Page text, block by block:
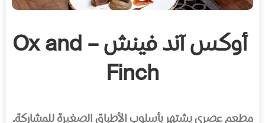
أوكس آند فينش – Ox and
Finch
مطعم عصري يشتهر بأسلوب الأطباق الصغيرة للمشاركة.